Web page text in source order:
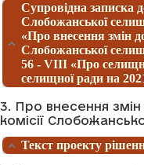
Супровідна записка
Слобожанської
«Про внесення змін
Слобожанської
56 - VІII «Про
селищної ради на
3. Про внесення
комісії
Текст проекту